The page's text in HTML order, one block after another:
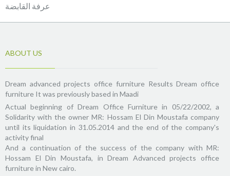
عرفة القابضة
ABOUT US
Dream advanced projects office furniture Results Dream office
furniture It was previously based in Maadi
Actual beginning of Dream Office Furniture in 05/22/2002, a
Solidarity with the owner MR: Hossam El Din Moustafa company
until its liquidation in 31.05.2014 and the end of the company's
activity final
And a continuation of the success of the company with MR:
Hossam El Din Moustafa, in Dream Advanced projects office
furniture in New cairo.